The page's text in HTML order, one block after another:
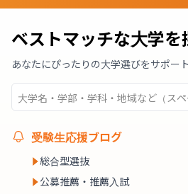
ベストマッチな大学を
あなたにぴったりの大学選びをサポー
受験生応援ブログ
総合型選抜
公募推薦・推薦入試